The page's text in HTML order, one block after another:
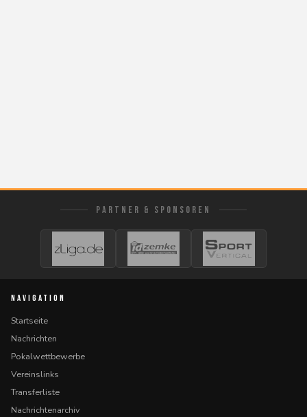
PARTNER & SPONSOREN
NAVIGATION
Startseite
Nachrichten
Pokalwettbewerbe
Vereinslinks
Transferliste
Nachrichtenarchiv